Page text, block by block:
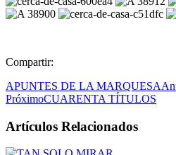
Compartir:
APUNTES DE LA MARQUESA
PróximoCUARENTA TÍTULOS
Artículos Relacionados